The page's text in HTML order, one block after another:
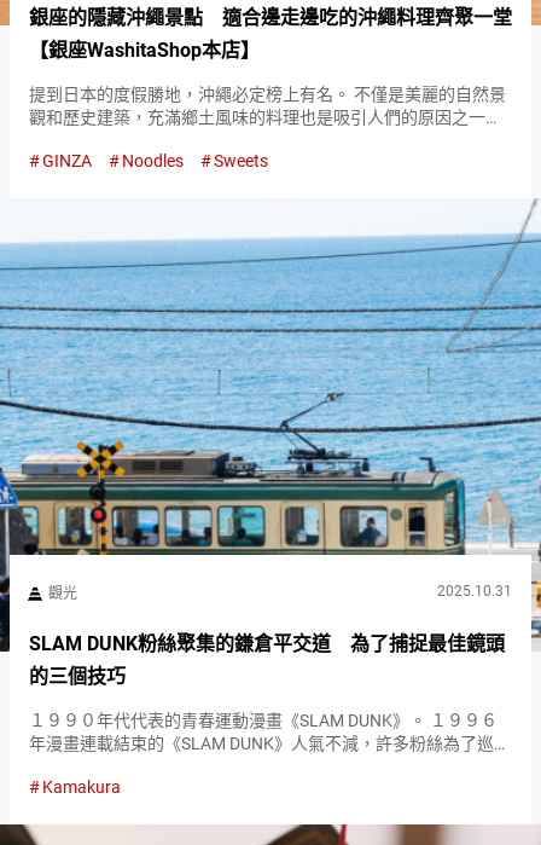
銀座的隱藏沖繩景點 適合邊走邊吃的沖繩料理齊聚一堂
【銀座WashitaShop本店】
提到日本的度假勝地，沖繩必定榜上有名。 不僅是美麗的自然景
觀和歷史建築，充滿鄉土風味的料理也是吸引人們的原因之一。
Washita Shop Honten）』，是一個可以在…
GINZA Noodles Sweets
觀光 2025.10.31
SLAM DUNK粉絲聚集的鎌倉平交道 為了捕捉最佳鏡頭
的三個技巧
１９９０年代代表的青春運動漫畫《SLAM DUNK》。 １９９６
年漫畫連載結束的《SLAM DUNK》人氣不減，許多粉絲為了巡訪
畫片頭影像中的平交道。 主角櫻木花道的背影和通過平交道…
Kamakura